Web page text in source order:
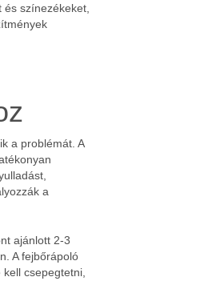
színezékeket,
a problémát. A
a
ajánlott 2-3
A fejbőrápoló
csepegtetni,